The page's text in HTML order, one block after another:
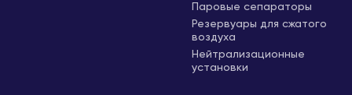
Паровые сепараторы
Резервуары для сжатого
воздуха
Нейтрализационные
установки